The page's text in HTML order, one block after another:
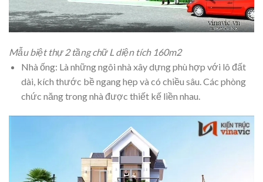
Mẫu biệt thự 2 tầng chữ L diện tích 160m2
Nhà ống: Là những ngôi nhà xây dựng phù hợp với lô đất
dài, kích thước bề ngang hẹp và có chiều sâu. Các phòng
chức năng trong nhà được thiết kế liền nhau.